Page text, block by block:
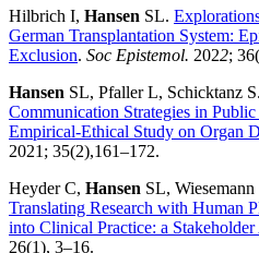
Hilbrich I, Hansen SL.
German Transplantation System:
Exclusion. Soc Epistemol. 2022;
Hansen SL, Pfaller L, Schicktanz S.
Communication Strategies in
Empirical-Ethical Study on Organ
2021; 35(2),161–172.
Heyder C, Hansen SL, Wiesemann
Translating Research with Human
into Clinical Practice: a Stakeholder
26(1), 3–16.